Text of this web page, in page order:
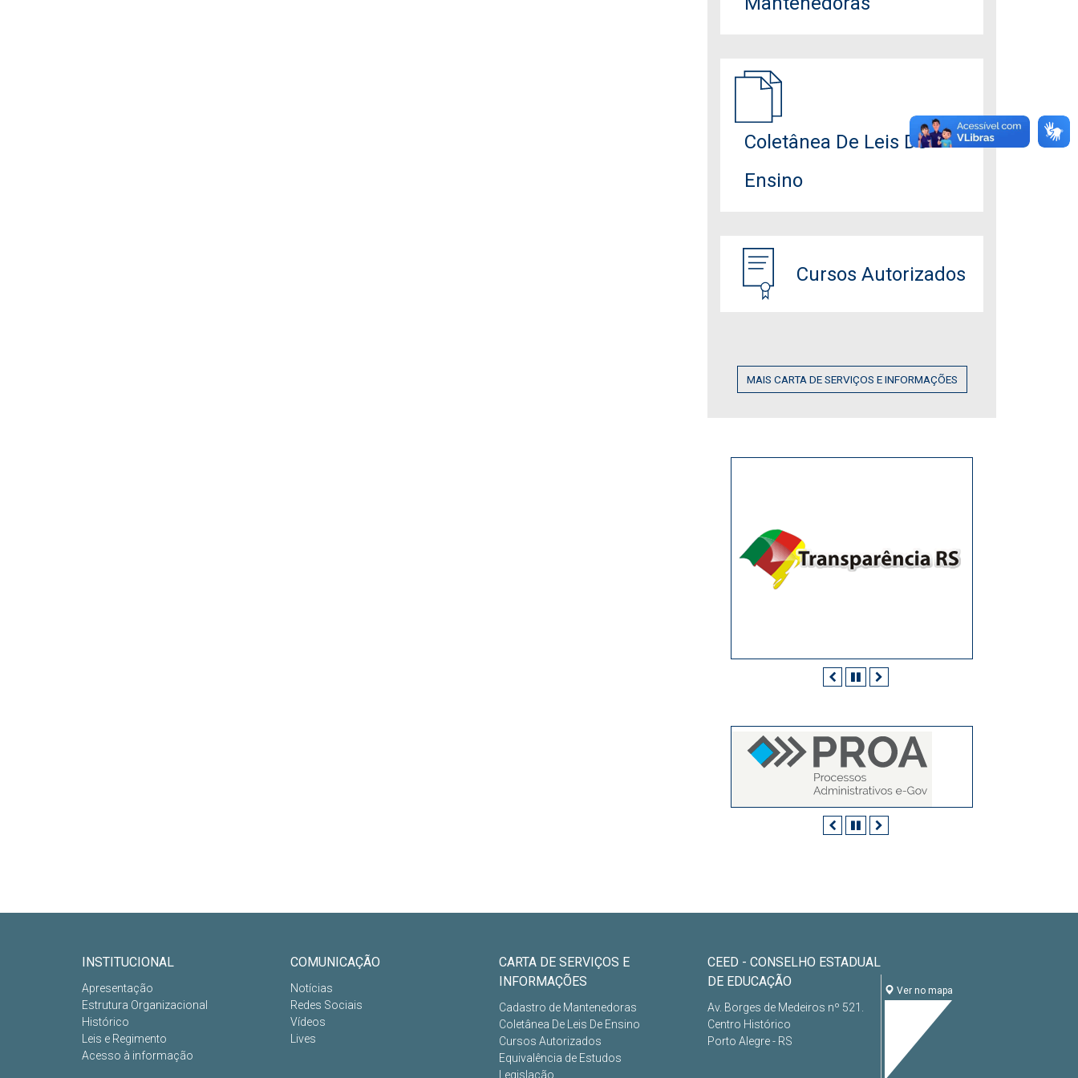
Coletânea De Leis De
Ensino
Cursos Autorizados
MAIS CARTA DE SERVIÇOS E INFORMAÇÕES
AnteriorPausar
AnteriorPausar
INSTITUCIONAL
Apresentação
Estrutura Organizacional
Histórico
Leis e Regimento
Acesso à informação
COMUNICAÇÃO
Notícias
Redes Sociais
Vídeos
Lives
CARTA DE SERVIÇOS E
INFORMAÇÕES
Cadastro de Mantenedoras
Coletânea De Leis De Ensino
Cursos Autorizados
Equivalência de Estudos
Legislação
CEED - CONSELHO ESTADUAL
DE EDUCAÇÃO
Av. Borges de Medeiros nº 521.
Centro Histórico
Porto Alegre - RS
Ver no mapa